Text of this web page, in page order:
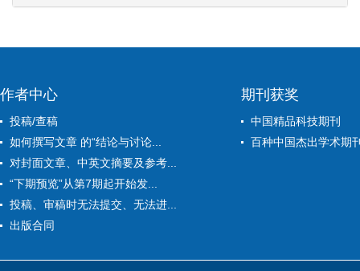
作者中心
投稿/查稿
如何撰写文章 的“结论与讨论...
对封面文章、中英文摘要及参考...
“下期预览”从第7期起开始发...
投稿、审稿时无法提交、无法进...
出版合同
期刊获奖
中国精品科技期刊
百种中国杰出学术期